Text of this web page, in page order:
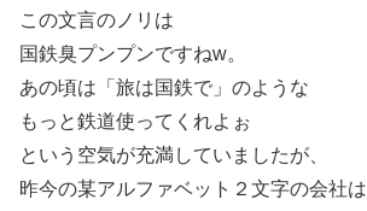
この文言のノリは
国鉄臭プンプンですねw。
あの頃は「旅は国鉄で」のような
もっと鉄道使ってくれよぉ
という空気が充満していましたが、
昨今の某アルファベット２文字の会社は